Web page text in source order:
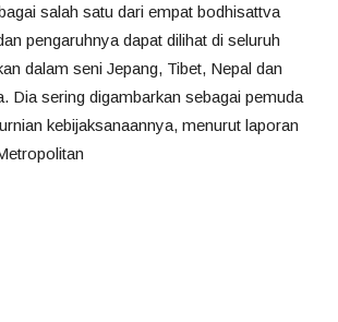
salah satu dari empat bodhisattva
pengaruhnya dapat dilihat di seluruh
dalam seni Jepang, Tibet, Nepal dan
Dia sering digambarkan sebagai pemuda
kebijaksanaannya, menurut laporan